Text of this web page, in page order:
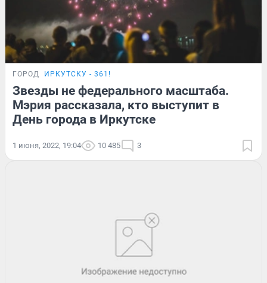
ГОРОД ИРКУТСКУ - 361!
Звезды не федерального масштаба.
Мэрия рассказала, кто выступит в
День города в Иркутске
1 июня, 2022, 19:04 10 485 3